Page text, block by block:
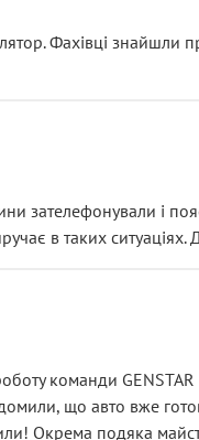
із головним
тоді сервіс наче
( надіюсь
“аби швидше і
Фахівці знайшли
зателефонували і
в таких ситуаціях.
команди
що авто вже
Окрема подяка